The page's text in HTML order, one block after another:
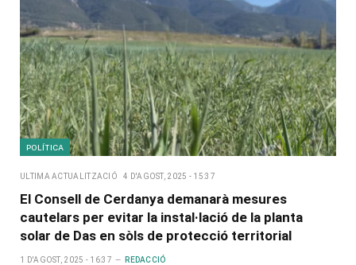
POLÍTICA
ULTIMA ACTUALITZACIÓ 4 D'AGOST, 2025 - 15:37
El Consell de Cerdanya demanarà mesures
cautelars per evitar la instal·lació de la planta
solar de Das en sòls de protecció territorial
1 D'AGOST, 2025 - 16:37 REDACCIÓ